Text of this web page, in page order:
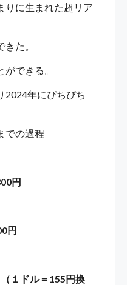
りに生まれた超リア
た。
できる。
2024年にぴちぴち
での過程
円
円
１ドル＝155円換